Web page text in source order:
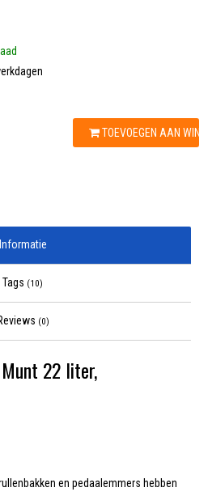
TOEVOEGEN AAN
Informatie
Tags (10)
(0)
22 liter,
en pedaalemmers hebben